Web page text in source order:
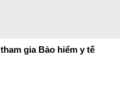
gia Bảo hiểm y tế